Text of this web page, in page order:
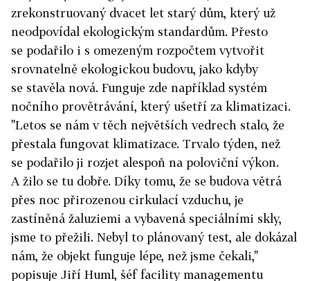
zrekonstruovaný dvacet let starý dům, který už
neodpovídal ekologickým standardům. Přesto
se podařilo i s omezeným rozpočtem vytvořit
srovnatelně ekologickou budovu, jako kdyby
se stavěla nová. Funguje zde například systém
nočního provětrávání, který ušetří za klimatizaci.
"Letos se nám v těch největších vedrech stalo, že
přestala fungovat klimatizace. Trvalo týden, než
se podařilo ji rozjet alespoň na poloviční výkon.
A žilo se tu dobře. Díky tomu, že se budova větrá
přes noc přirozenou cirkulací vzduchu, je
zastíněná žaluziemi a vybavená speciálními skly,
jsme to přežili. Nebyl to plánovaný test, ale dokázal
nám, že objekt funguje lépe, než jsme čekali,"
popisuje Jiří Huml, šéf facility managementu